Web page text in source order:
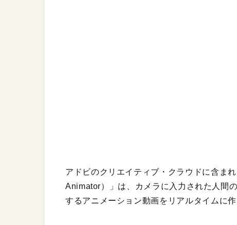
アドビのクリエイティブ・クラウドに含ま
Animator）」は、カメラに入力された人間
するアニメーション動画をリアルタイムに